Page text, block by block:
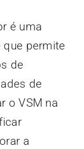
é uma
que permite
de
de
o VSM na
a